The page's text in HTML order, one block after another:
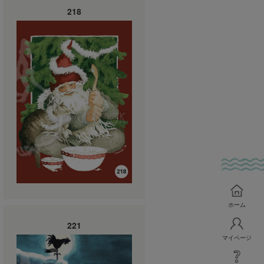
ホーム
マイページ
218
221